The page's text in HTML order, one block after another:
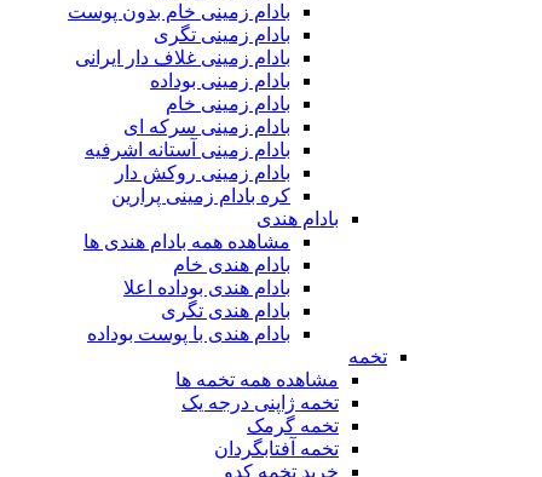
بادام زمینی خام بدون پوست
بادام زمینی تگری
بادام زمینی غلاف دار ایرانی
بادام زمینی بوداده
بادام زمینی خام
بادام زمینی سرکه ای
بادام زمینی آستانه اشرفیه
بادام زمینی روکش دار
کره بادام زمینی پرارین
بادام هندی
مشاهده همه بادام هندی ها
بادام هندی خام
بادام هندی بوداده اعلا
بادام هندی تگری
بادام هندی با پوست بوداده
تخمه
مشاهده همه تخمه ها
تخمه ژاپنی درجه یک
تخمه گرمک
تخمه آفتابگردان
خرید تخمه کدو